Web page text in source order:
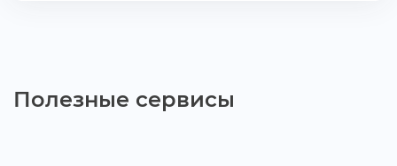
Полезные сервисы